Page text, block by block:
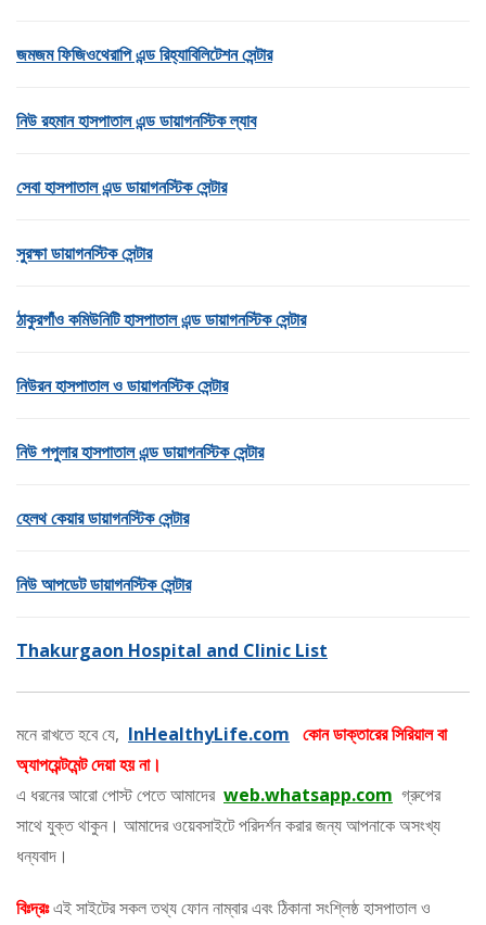
জমজম ফিজিওথেরাপি এন্ড রিহ্যাবিলিটেশন সেন্টার
নিউ রহমান হাসপাতাল এন্ড ডায়াগনস্টিক ল্যাব
সেবা হাসপাতাল এন্ড ডায়াগনস্টিক সেন্টার
সুরক্ষা ডায়াগনস্টিক সেন্টার
ঠাকুরগাঁও কমিউনিটি হাসপাতাল এন্ড ডায়াগনস্টিক সেন্টার
নিউরন হাসপাতাল ও ডায়াগনস্টিক সেন্টার
নিউ পপুলার হাসপাতাল এন্ড ডায়াগনস্টিক সেন্টার
হেলথ কেয়ার ডায়াগনস্টিক সেন্টার
নিউ আপডেট ডায়াগনস্টিক সেন্টার
Thakurgaon Hospital and Clinic List
মনে রাখতে হবে যে, InHealthyLife.com কোন ডাক্তারের সিরিয়াল বা
অ্যাপয়েন্টমেন্ট দেয়া হয় না।
এ ধরনের আরো পোস্ট পেতে আমাদের web.whatsapp.com গ্রুপের
সাথে যুক্ত থাকুন। আমাদের ওয়েবসাইটে পরিদর্শন করার জন্য আপনাকে অসংখ্য
ধন্যবাদ।
বিঃদ্রঃএই সাইটের সকল তথ্য ফোন নাম্বার এবং ঠিকানা সংশ্লিষ্ঠ হাসপাতাল ও